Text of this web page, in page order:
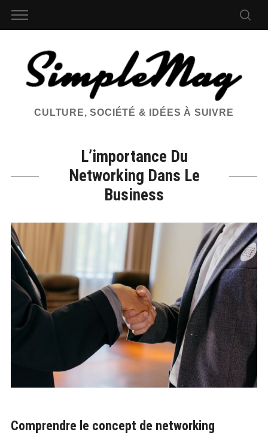
CULTURE, SOCIÉTÉ & IDÉES À SUIVRE
L’importance Du
Networking Dans Le
Business
Comprendre le concept de networking